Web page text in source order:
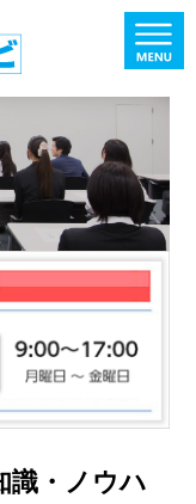
識・ノウハ